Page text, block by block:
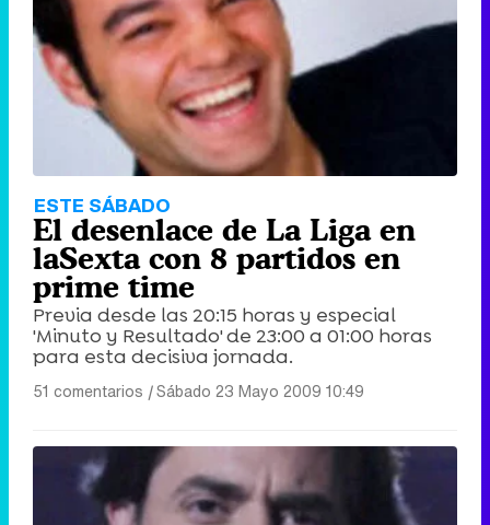
ESTE SÁBADO
El desenlace de La Liga en
laSexta con 8 partidos en
prime time
Previa desde las 20:15 horas y especial
'Minuto y Resultado' de 23:00 a 01:00 horas
para esta decisiva jornada.
51 comentarios |Sábado 23 Mayo 2009 10:49